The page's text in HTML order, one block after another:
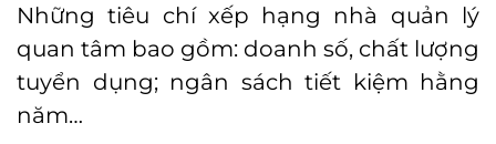
Những tiêu chí xếp hạng nhà quản lý
quan tâm bao gồm: doanh số, chất lượng
tuyển dụng; ngân sách tiết kiệm hằng
năm…